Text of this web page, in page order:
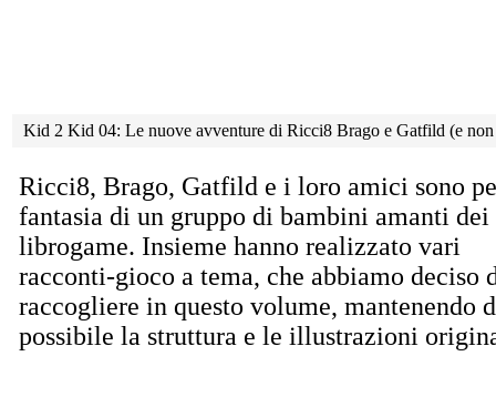
Kid 2 Kid 04: Le nuove avventure di Ricci8 Brago e Gatfild (e
Ricci8, Brago, Gatfild e i loro amici sono
fantasia di un gruppo di bambini amanti dei
librogame. Insieme hanno realizzato vari
racconti-gioco a tema, che abbiamo deciso
raccogliere in questo volume, mantenendo
possibile la struttura e le illustrazioni